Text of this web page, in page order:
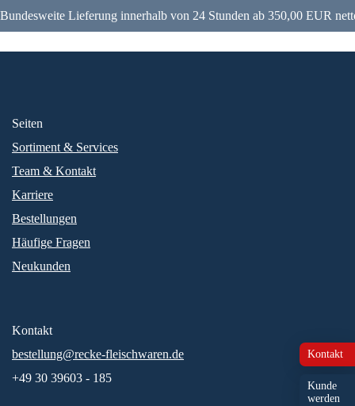
Bundesweite Lieferung innerhalb von 24 Stunden ab 350,00 EUR
Kontakt
Kunde
werden
Seiten
Sortiment & Services
Team & Kontakt
Karriere
Bestellungen
Häufige Fragen
Neukunden
Kontakt
bestellung@recke-fleischwaren.de
+49 30 39603 - 185